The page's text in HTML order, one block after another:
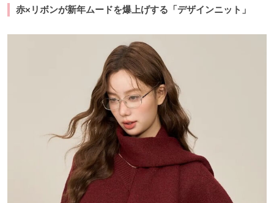
赤× リボンが新年ムードを爆上げする「デザインニット」